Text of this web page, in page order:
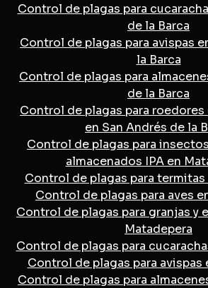
Control de plagas para
de la Barca
Control de plagas para avispas
la Barca
Control de plagas para
de la Barca
Control de plagas para roedores
en San Andrés de la
Control de plagas para
almacenados IPA en
Control de plagas para termitas
Control de plagas para aves
Control de plagas para granjas y
Matadepera
Control de plagas para
Control de plagas para avispas
Control de plagas para